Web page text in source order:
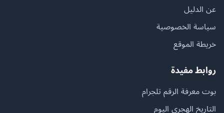
عن الدليل
سياسة الخصوصية
خريطة الموقع
روابط مفيدة
بوت معرفة الرقم تلجرام
التاريخ الهجري اليوم